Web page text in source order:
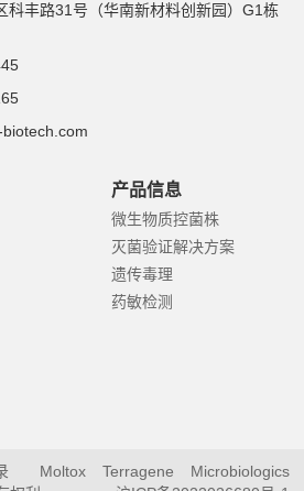
科丰路31号（华南新材料创新园）G1栋
产品信息
微生物质控菌株
灭菌验证解决方案
遗传毒理
药敏检测
Microbiologics
Terragene
Moltox